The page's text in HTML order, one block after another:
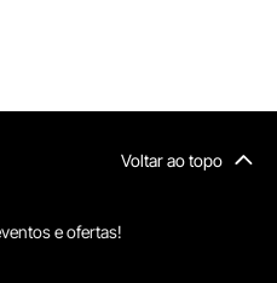
Voltar ao topo
e ofertas!